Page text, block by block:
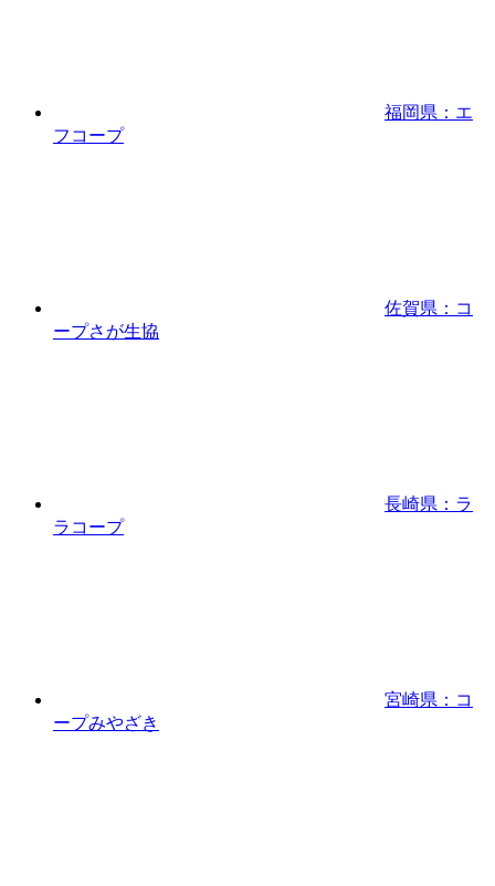
福岡県：エ
フコープ
佐賀県：コ
ープさが生協
長崎県：ラ
ラコープ
宮崎県：コ
ープみやざき